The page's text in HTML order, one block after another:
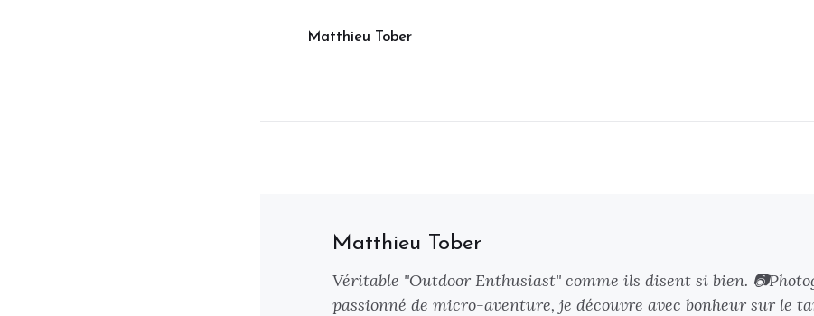
Matthieu Tober
Matthieu Tober
Véritable "Outdoor Enthusiast" comme ils disent si bien.
passionné de micro-aventure, je découvre avec bonheur sur le